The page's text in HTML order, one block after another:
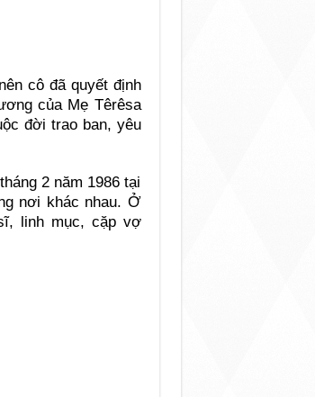
cô đã quyết định
của Mẹ Têrêsa
đời trao ban, yêu
2 năm 1986 tại
nơi khác nhau. Ở
linh mục, cặp vợ